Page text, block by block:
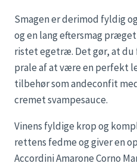
Smagen er derimod fyldig
og en lang eftersmag
ristet egetræ. Det gør, at du
prale af at være en perfekt
tilbehør som andeconfit
cremet svampesauce.
Vinens fyldige krop og
rettens fedme og giver en
Accordini Amarone Corno